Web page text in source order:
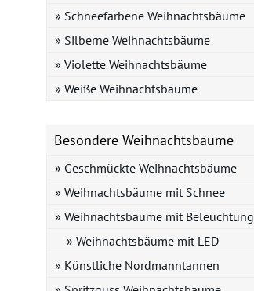
» Schneefarbene Weihnachtsbäume
» Silberne Weihnachtsbäume
» Violette Weihnachtsbäume
» Weiße Weihnachtsbäume
Besondere Weihnachtsbäume
» Geschmückte Weihnachtsbäume
» Weihnachtsbäume mit Schnee
» Weihnachtsbäume mit Beleuchtung
» Weihnachtsbäume mit LED
» Künstliche Nordmanntannen